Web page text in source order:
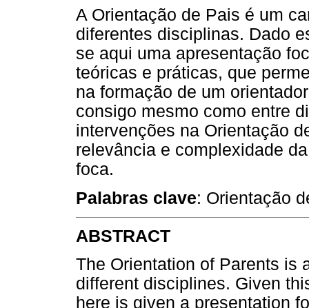
A Orientação de Pais é um
diferentes disciplinas. Dado
se aqui uma apresentação
teóricas e práticas, que
na formação de um
consigo mesmo como entre
intervenções na Orientação
relevância e complexidade
foca.
Palabras clave: Orientação
ABSTRACT
The Orientation of Parents is
different disciplines. Given
here is given a presentation